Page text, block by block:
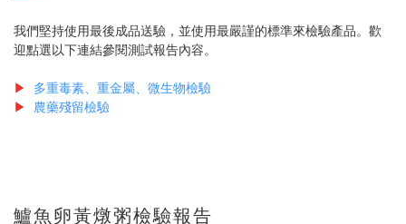
我們堅持使用最後成品送驗，並使用最嚴謹的標準來檢驗產品。歡
迎點選以下連結參閱測試報告內容。
▶ 多重毒素、重金屬、微生物檢驗
▶ 農藥殘留檢驗
鱸魚卵黃燉粥檢驗報告